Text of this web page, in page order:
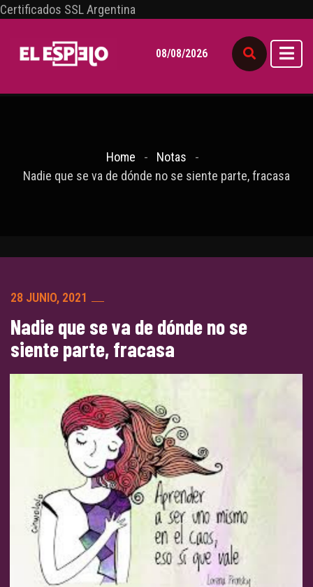
Certificados SSL Argentina
08/08/2026
Home
Notas
Nadie que se va de dónde no se siente parte, fracasa
28 JUNIO, 2021
Nadie que se va de dónde no se
siente parte, fracasa